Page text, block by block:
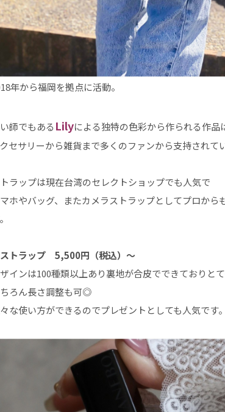
年から福岡を拠点に活動。
師でもある Lilyによる独特の色彩から作られる作品
セサリーから雑貨まで多くのファンから支持されて
ラップは現在台湾のセレクトショップでも人気で
ホやバッグ、またカメラストラップとしてプロから
トラップ 5,500円（税込）～
インは100種類以上あり裏地が合皮でできておりとて
ろん長さ調整も可◎
な使い方ができるのでプレゼントとしても人気です。